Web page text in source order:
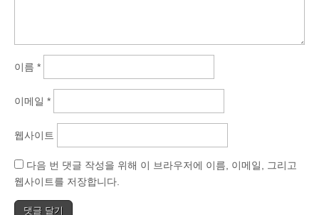
이름 *
이메일 *
웹사이트
다음 번 댓글 작성을 위해 이 브라우저에 이름, 이메일, 그리고
웹사이트를 저장합니다.